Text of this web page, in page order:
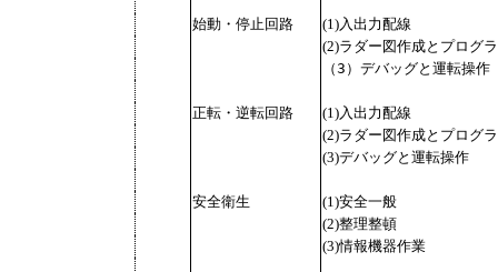
始動・停止回路
(1)入出力配線
(2)ラダー図作成とプログ
（3）デバッグと運転操作
正転・逆転回路
(1)入出力配線
(2)ラダー図作成とプログ
(3)デバッグと運転操作
安全衛生
(1)安全一般
(2)整理整頓
(3)情報機器作業